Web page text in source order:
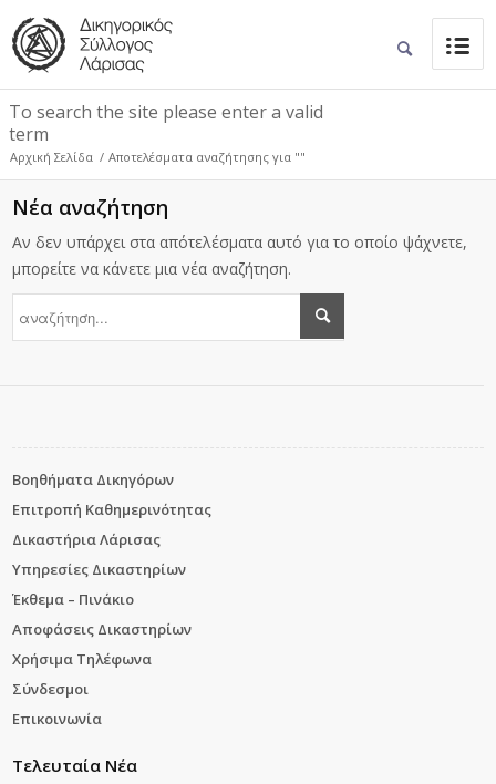
To search the site please enter a valid
term
Αρχική Σελίδα / Αποτελέσματα αναζήτησης για ""
Νέα αναζήτηση
Αν δεν υπάρχει στα απότελέσματα αυτό για το οποίο ψάχνετε,
μπορείτε να κάνετε μια νέα αναζήτηση.
Βοηθήματα Δικηγόρων
Επιτροπή Καθημερινότητας
Δικαστήρια Λάρισας
Υπηρεσίες Δικαστηρίων
Έκθεμα – Πινάκιο
Αποφάσεις Δικαστηρίων
Χρήσιμα Τηλέφωνα
Σύνδεσμοι
Επικοινωνία
Τελευταία Νέα